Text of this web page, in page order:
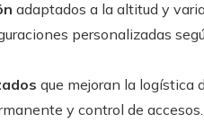
adaptados a la altitud y
personalizadas
que mejoran la logística
y control de accesos.